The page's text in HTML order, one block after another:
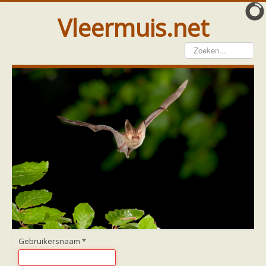
Vleermuis.net
Vleermuis gezien
Waarneming doorgeven
Wat doen wij met meldingen
Telinstructie
Waarnemingen doorgeven elders
Hulp
Vleermuis gevonden
Vanginstructie
Hulp per email
Hulp per provincie
Drenthe
Groningen
Home
Gebruikersnaam *